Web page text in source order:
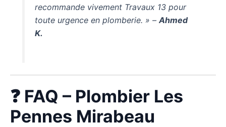
recommande vivement Travaux 13 pour
toute urgence en plomberie. » –Ahmed
K.
❓ FAQ – Plombier Les
Pennes Mirabeau